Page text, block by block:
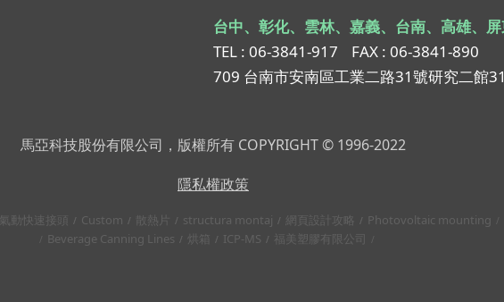
台中、彰化、雲林、嘉義、台南、高雄、
TEL : 06-3841-917
FAX : 06-3841-890
709 台南市安南區工業二路31號研究二館
馬亞科技股份有限公司，版權所有 COPYRIGHT © 1996-2022
隱私權政策
氣動快速接頭 Custom 散熱片 structura montaj 網頁設計攻略
Photovoltaic mounting
Beverage Canning Lines
烘箱 ICP-MS 福美塑膠有限公司